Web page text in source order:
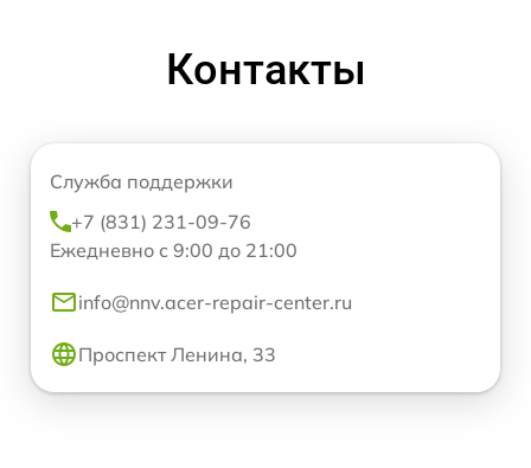
Контакты
Служба поддержки
+7 (831) 231-09-76
Ежедневно с 9:00 до 21:00
info@nnv.acer-repair-center.ru
Проспект Ленина, 33